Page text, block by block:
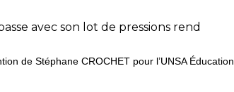
avec son lot de pressions rend
de Stéphane CROCHET pour l’UNSA Éducation